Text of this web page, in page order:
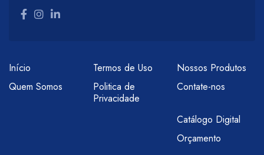
Início
Quem Somos
Termos de Uso
Politica de
Privacidade
Nossos Produtos
Contate-nos
Catálogo Digital
Orçamento